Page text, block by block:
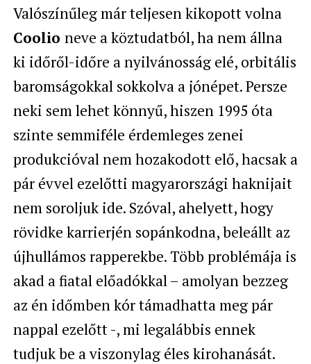
Valószínűleg már teljesen kikopott volna
Coolio neve a köztudatból, ha nem állna
ki időről-időre a nyilvánosság elé, orbitális
baromságokkal sokkolva a jónépet. Persze
neki sem lehet könnyű, hiszen 1995 óta
szinte semmiféle érdemleges zenei
produkcióval nem hozakodott elő, hacsak a
pár évvel ezelőtti magyarországi haknijait
nem soroljuk ide. Szóval, ahelyett, hogy
rövidke karrierjén sopánkodna, beleállt az
újhullámos rapperekbe. Több problémája is
akad a fiatal előadókkal – amolyan bezzeg
az én időmben kór támadhatta meg pár
nappal ezelőtt -, mi legalábbis ennek
tudjuk be a viszonylag éles kirohanását.